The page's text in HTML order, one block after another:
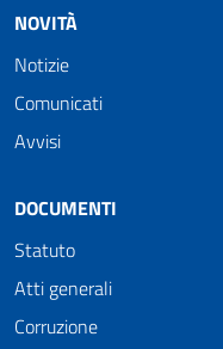
NOVITÀ
Notizie
Comunicati
Avvisi
DOCUMENTI
Statuto
Atti generali
Corruzione